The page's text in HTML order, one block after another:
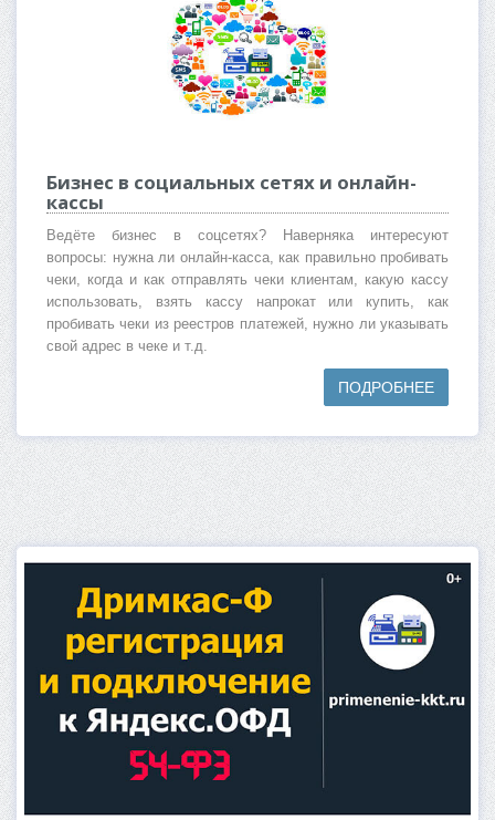
Бизнес в социальных сетях и онлайн-
кассы
Ведёте бизнес в соцсетях? Наверняка интересуют
вопросы: нужна ли онлайн-касса, как правильно пробивать
чеки, когда и как отправлять чеки клиентам, какую кассу
использовать, взять кассу напрокат или купить, как
пробивать чеки из реестров платежей, нужно ли указывать
свой адрес в чеке и т.д.
ПОДРОБНЕЕ